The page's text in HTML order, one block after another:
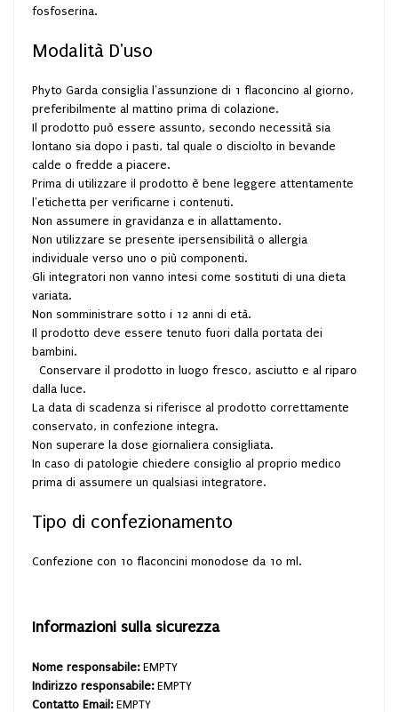
fosfoserina.
Modalità D'uso
Phyto Garda consiglia l'assunzione di 1 flaconcino al giorno,
preferibilmente al mattino prima di colazione.
Il prodotto può essere assunto, secondo necessità sia
lontano sia dopo i pasti, tal quale o disciolto in bevande
calde o fredde a piacere.
Prima di utilizzare il prodotto è bene leggere attentamente
l'etichetta per verificarne i contenuti.
Non assumere in gravidanza e in allattamento.
Non utilizzare se presente ipersensibilità o allergia
individuale verso uno o più componenti.
Gli integratori non vanno intesi come sostituti di una dieta
variata.
Non somministrare sotto i 12 anni di età.
Il prodotto deve essere tenuto fuori dalla portata dei
bambini.
Conservare il prodotto in luogo fresco, asciutto e al riparo
dalla luce.
La data di scadenza si riferisce al prodotto correttamente
conservato, in confezione integra.
Non superare la dose giornaliera consigliata.
In caso di patologie chiedere consiglio al proprio medico
prima di assumere un qualsiasi integratore.
Tipo di confezionamento
Confezione con 10 flaconcini monodose da 10 ml.
Informazioni sulla sicurezza
Nome responsabile: EMPTY
Indirizzo responsabile: EMPTY
Contatto Email: EMPTY